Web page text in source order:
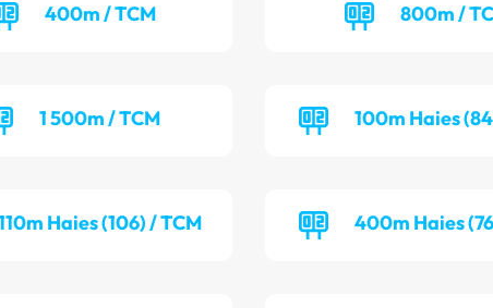
400m / TCM 800m /
1 500m / TCM 100m Haies
Haies (106) / TCM 400m Haies